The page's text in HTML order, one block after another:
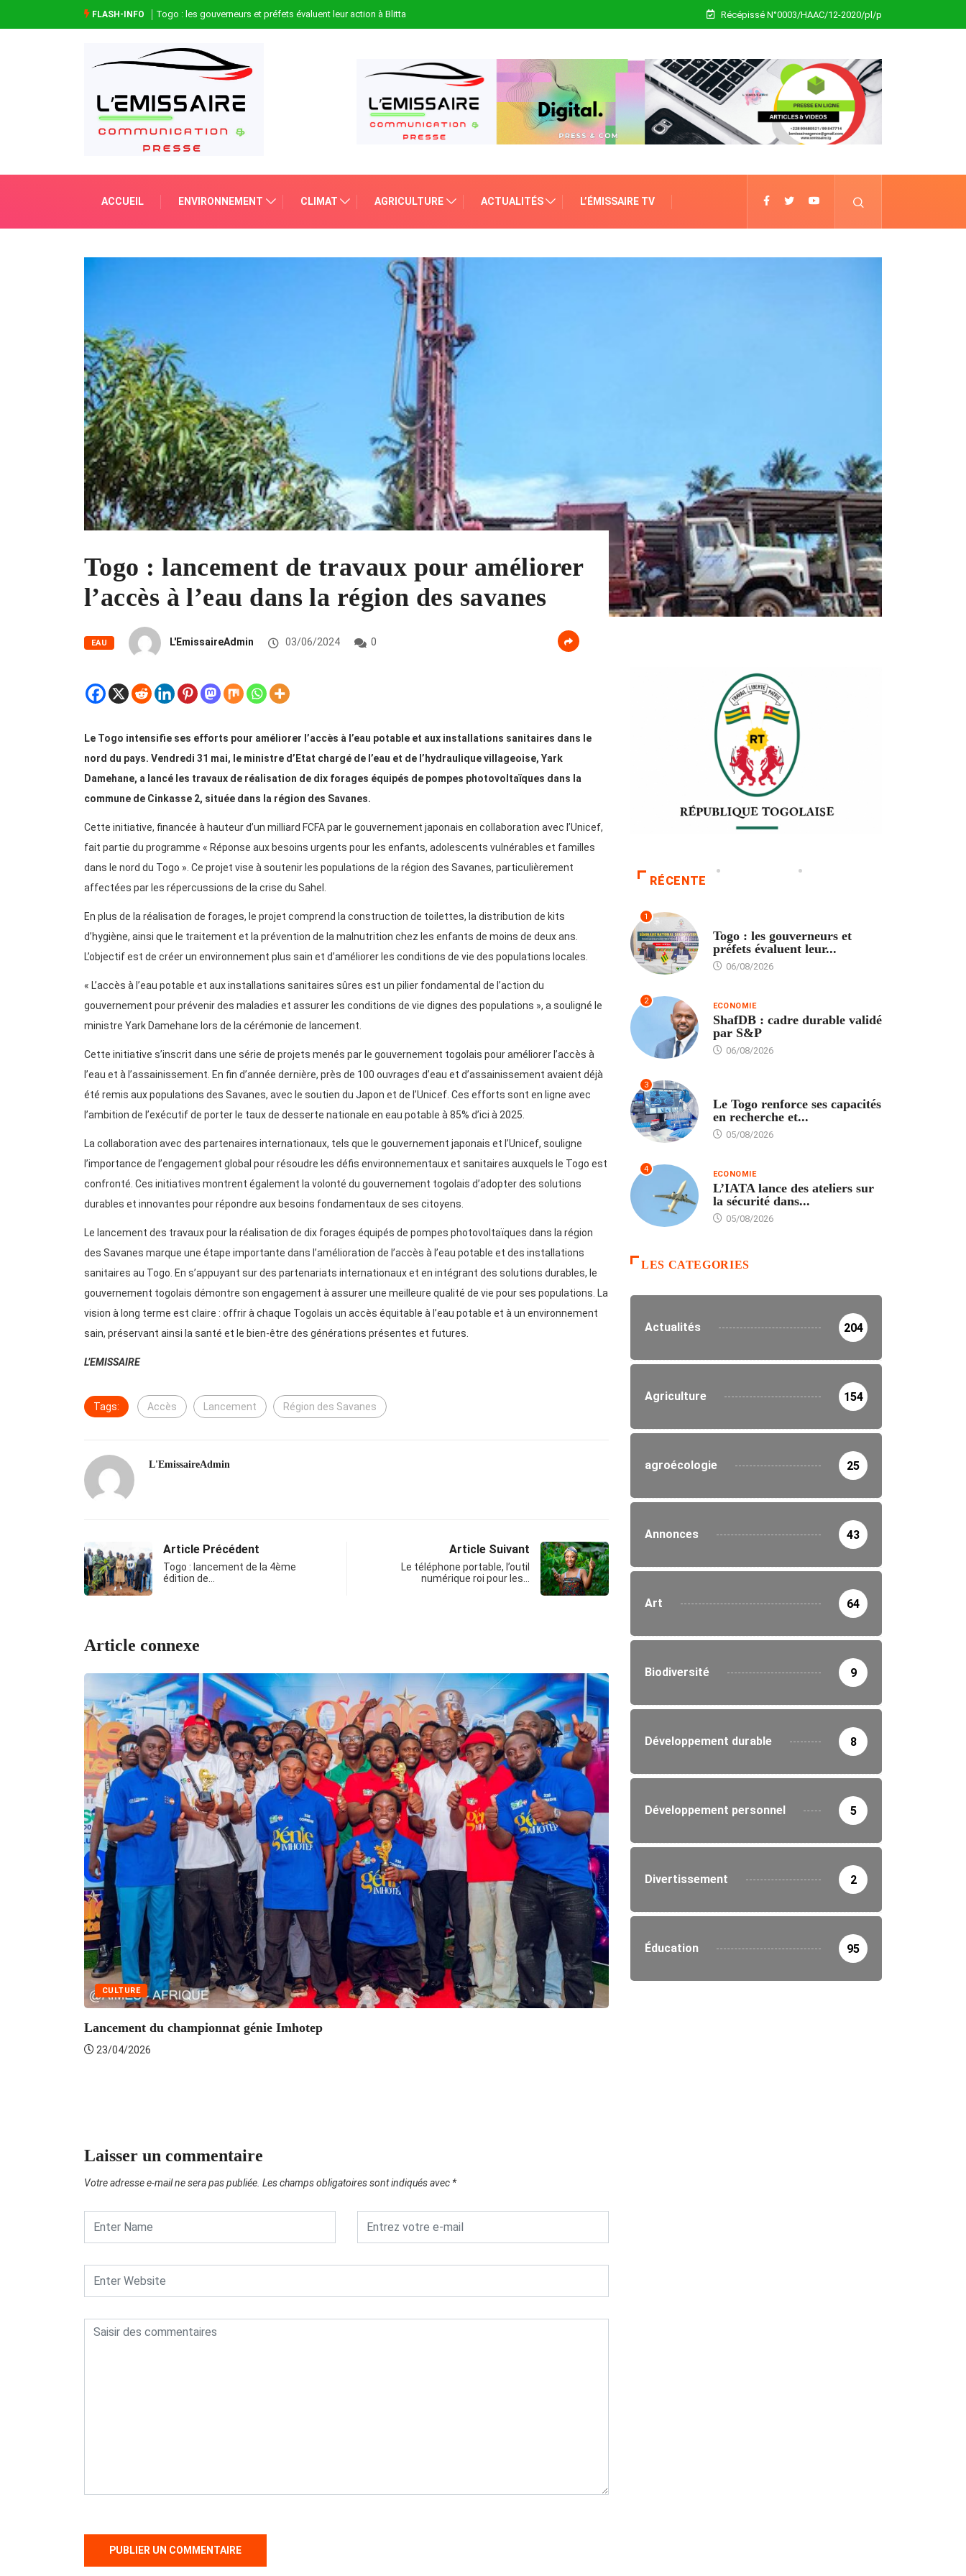
FLASH-INFO Togo : les gouverneurs et préfets évaluent leur action à Blitta Récépissé N°0003/HAAC/12-2020/pl/p
ACCUEIL ENVIRONNEMENT CLIMAT AGRICULTURE ACTUALITÉS L’ÉMISSAIRE TV
Togo : lancement de travaux pour améliorer
l’accès à l’eau dans la région des savanes
EAU L'EmissaireAdmin 03/06/2024 0
Le Togo intensifie ses efforts pour améliorer l’accès à l’eau potable et aux installations sanitaires dans le
nord du pays. Vendredi 31 mai, le ministre d’Etat chargé de l’eau et de l’hydraulique villageoise, Yark
Damehane, a lancé les travaux de réalisation de dix forages équipés de pompes photovoltaïques dans la
commune de Cinkasse 2, située dans la région des Savanes.
Cette initiative, financée à hauteur d’un milliard FCFA par le gouvernement japonais en collaboration avec l’Unicef,
fait partie du programme « Réponse aux besoins urgents pour les enfants, adolescents vulnérables et familles
dans le nord du Togo ». Ce projet vise à soutenir les populations de la région des Savanes, particulièrement
affectées par les répercussions de la crise du Sahel.
En plus de la réalisation de forages, le projet comprend la construction de toilettes, la distribution de kits
d’hygiène, ainsi que le traitement et la prévention de la malnutrition chez les enfants de moins de deux ans.
L’objectif est de créer un environnement plus sain et d’améliorer les conditions de vie des populations locales.
« L’accès à l’eau potable et aux installations sanitaires sûres est un pilier fondamental de l’action du
gouvernement pour prévenir des maladies et assurer les conditions de vie dignes des populations », a souligné le
ministre Yark Damehane lors de la cérémonie de lancement.
Cette initiative s’inscrit dans une série de projets menés par le gouvernement togolais pour améliorer l’accès à
l’eau et à l’assainissement. En fin d’année dernière, près de 100 ouvrages d’eau et d’assainissement avaient déjà
été remis aux populations des Savanes, avec le soutien du Japon et de l’Unicef. Ces efforts sont en ligne avec
l’ambition de l’exécutif de porter le taux de desserte nationale en eau potable à 85% d’ici à 2025.
La collaboration avec des partenaires internationaux, tels que le gouvernement japonais et l’Unicef, souligne
l’importance de l’engagement global pour résoudre les défis environnementaux et sanitaires auxquels le Togo est
confronté. Ces initiatives montrent également la volonté du gouvernement togolais d’adopter des solutions
durables et innovantes pour répondre aux besoins fondamentaux de ses citoyens.
Le lancement des travaux pour la réalisation de dix forages équipés de pompes photovoltaïques dans la région
des Savanes marque une étape importante dans l’amélioration de l’accès à l’eau potable et des installations
sanitaires au Togo. En s’appuyant sur des partenariats internationaux et en intégrant des solutions durables, le
gouvernement togolais démontre son engagement à assurer une meilleure qualité de vie pour ses populations. La
vision à long terme est claire : offrir à chaque Togolais un accès équitable à l’eau potable et à un environnement
sain, préservant ainsi la santé et le bien-être des générations présentes et futures.
L’EMISSAIRE
Tags: Accès Lancement Région des Savanes
L'EmissaireAdmin
Article Précédent
Togo : lancement de la 4ème
édition de…
Article Suivant
Le téléphone portable, l’outil
numérique roi pour les…
Article connexe
CULTURE
Lancement du championnat génie Imhotep
23/04/2026
Laisser un commentaire
Votre adresse e-mail ne sera pas publiée. Les champs obligatoires sont indiqués avec *
RÉCENTE
1
Togo : les gouverneurs et
préfets évaluent leur...
06/08/2026
2 ECONOMIE
ShafDB : cadre durable validé
par S&P
06/08/2026
3
Le Togo renforce ses capacités
en recherche et...
05/08/2026
4 ECONOMIE
L’IATA lance des ateliers sur
la sécurité dans...
05/08/2026
LES CATEGORIES
Actualités 204
Agriculture 154
agroécologie 25
Annonces 43
Art 64
Biodiversité 9
Développement durable 8
Développement personnel 5
Divertissement 2
Éducation 95